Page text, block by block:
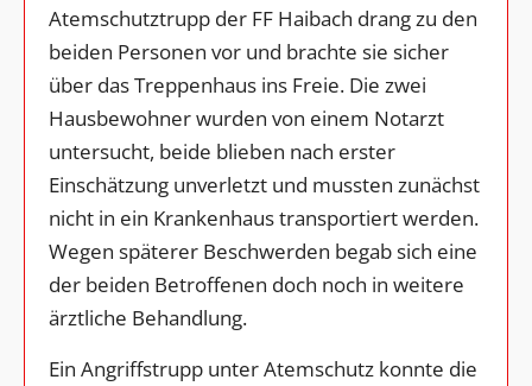
Atemschutztrupp der FF Haibach drang zu den
beiden Personen vor und brachte sie sicher
über das Treppenhaus ins Freie. Die zwei
Hausbewohner wurden von einem Notarzt
untersucht, beide blieben nach erster
Einschätzung unverletzt und mussten zunächst
nicht in ein Krankenhaus transportiert werden.
Wegen späterer Beschwerden begab sich eine
der beiden Betroffenen doch noch in weitere
ärztliche Behandlung.
Ein Angriffstrupp unter Atemschutz konnte die